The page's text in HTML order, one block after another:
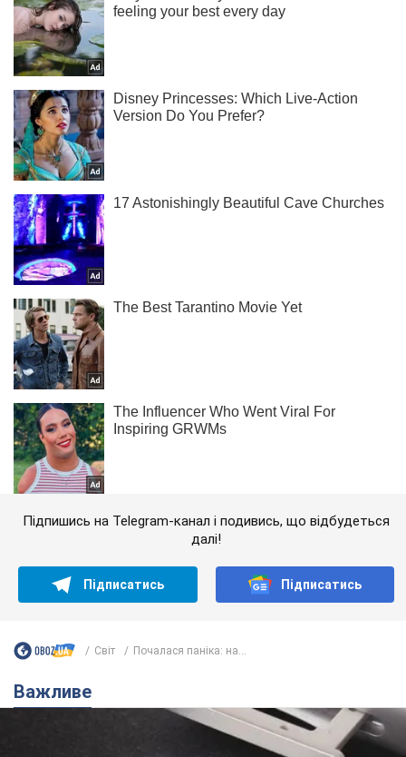
Підпишись на Telegram-канал і подивись, що відбудеться
далі!
Підписатись Підписатись
Світ Почалася паніка: на...
Важливе